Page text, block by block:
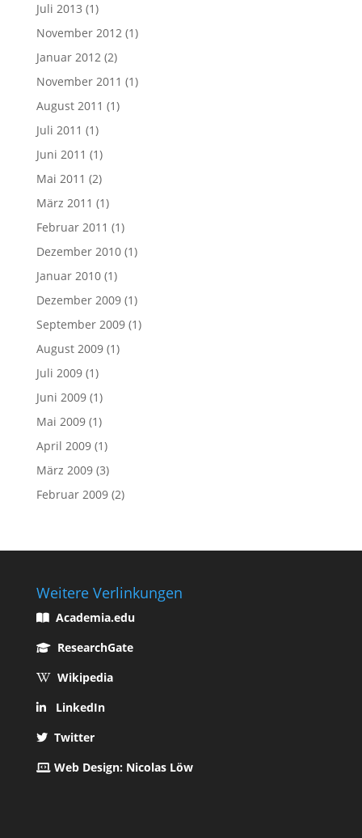
Juli 2013 (1)
November 2012(1)
Januar 2012(2)
November 2011 (1)
August 2011 (1)
Juli 2011 (1)
Juni 2011 (1)
Mai 2011 (2)
März 2011 (1)
Februar 2011 (1)
Dezember 2010(1)
Januar 2010(1)
Dezember 2009(1)
September 2009(1)
August 2009(1)
Juli 2009(1)
Juni 2009(1)
Mai 2009(1)
April 2009(1)
März 2009(3)
Februar 2009(2)
Weitere Verlinkungen
Academia.edu
ResearchGate
Wikipedia
LinkedIn
Twitter
Web Design: Nicolas Löw